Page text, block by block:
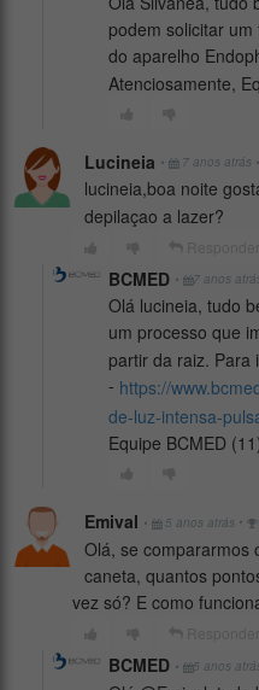
podem solicitar
do aparelho
Atenciosamente,
Lucineia • 7 anos atrás •
lucineia,boa noite
depilaçao a lazer?
BCMED • 7 anos
Olá lucineia, tudo
um processo que
partir da raiz. Para
- https://
de-luz-intensa-
Equipe BCMED
Emival • 5 anos atrás •
Olá, se compararmos
caneta, quantos
vez só? E como
BCMED • 5 anos